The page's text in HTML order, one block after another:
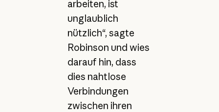
arbeiten, ist
unglaublich
nützlich“, sagte
Robinson und wies
darauf hin, dass
dies nahtlose
Verbindungen
zwischen ihren